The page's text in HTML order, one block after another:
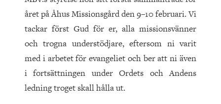
året på Åhus Missionsgård den 9–10 februari. Vi
tackar först Gud för er, alla missionsvänner
och trogna understödjare, eftersom ni varit
med i arbetet för evangeliet och ber att ni även
i fortsättningen under Ordets och Andens
ledning troget skall hålla ut.